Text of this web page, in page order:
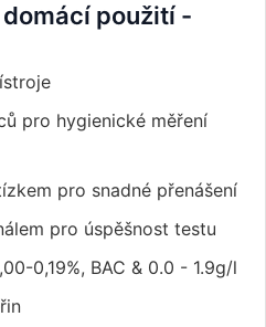
použití -
pro hygienické měření
pro snadné přenášení
pro úspěšnost testu
0,19%, BAC & 0.0 - 1.9g/l